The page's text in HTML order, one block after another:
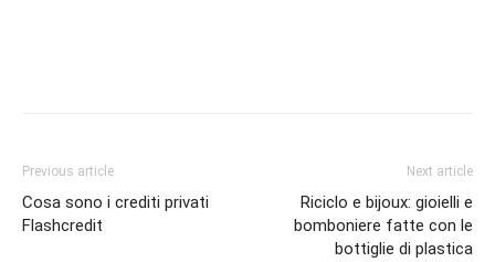
Previous article
Cosa sono i crediti privati
Flashcredit
Next article
Riciclo e bijoux: gioielli e
bomboniere fatte con le
bottiglie di plastica